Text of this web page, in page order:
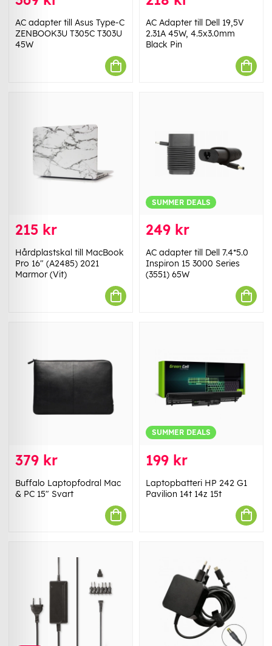
AC adapter till Asus Type-C
ZENBOOK3U T305C T303U
45W
AC Adapter till Dell 19,5V
2.31A 45W, 4.5x3.0mm
Black Pin
215 kr
Hårdplastskal till MacBook
Pro 16" (A2485) 2021
Marmor (Vit)
SUMMER DEALS
249 kr
AC adapter till Dell 7.4*5.0
Inspiron 15 3000 Series
(3551) 65W
379 kr
Buffalo Laptopfodral Mac
& PC 15" Svart
SUMMER DEALS
199 kr
Laptopbatteri HP 242 G1
Pavilion 14t 14z 15t